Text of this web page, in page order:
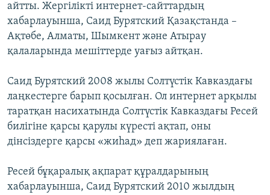
айтты. Жергілікті интернет-сайттардың
хабарлауынша, Саид Бурятский Қазақстанда –
Ақтөбе, Алматы, Шымкент және Атырау
қалаларында мешіттерде уағыз айтқан.
Саид Бурятский 2008 жылы Солтүстік Кавказдағы
лаңкестерге барып қосылған. Ол интернет арқылы
таратқан насихатында Солтүстік Кавказдағы Ресей
билігіне қарсы қарулы күресті ақтап, оны
дінсіздерге қарсы «жиһад» деп жариялаған.
Ресей бұқаралық ақпарат құралдарының
хабарлауынша, Саид Бурятский 2010 жылдың